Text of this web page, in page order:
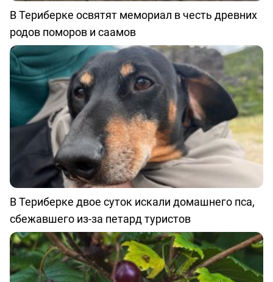
В Териберке освятят мемориал в честь древних
родов поморов и саамов
В Териберке двое суток искали домашнего пса,
сбежавшего из-за петард туристов